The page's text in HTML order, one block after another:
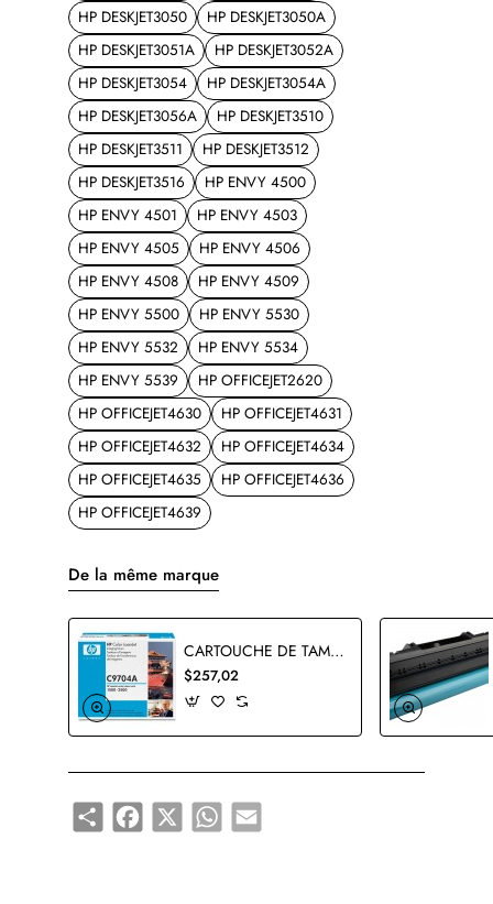
HP DESKJET3050
HP DESKJET3050A
HP DESKJET3051A
HP DESKJET3052A
HP DESKJET3054
HP DESKJET3054A
HP DESKJET3056A
HP DESKJET3510
HP DESKJET3511
HP DESKJET3512
HP DESKJET3516
HP ENVY 4500
HP ENVY 4501
HP ENVY 4503
HP ENVY 4505
HP ENVY 4506
HP ENVY 4508
HP ENVY 4509
HP ENVY 5500
HP ENVY 5530
HP ENVY 5532
HP ENVY 5534
HP ENVY 5539
HP OFFICEJET2620
HP OFFICEJET4630
HP OFFICEJET4631
HP OFFICEJET4632
HP OFFICEJET4634
HP OFFICEJET4635
HP OFFICEJET4636
HP OFFICEJET4639
De la même marque
CARTOUCHE DE TAMBOUR HP C9704A ORIGINALE
$257,02
Share Facebook
X WhatsApp
Email